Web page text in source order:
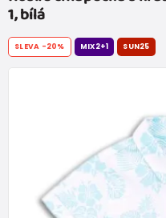
1, bílá
SLEVA -20% MIX2+1 SUN25